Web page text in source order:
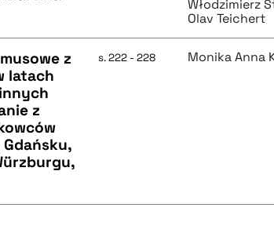
Włodzimierz
Olav Teichert
z
latach
z
s. 222 - 228 Monika Anna